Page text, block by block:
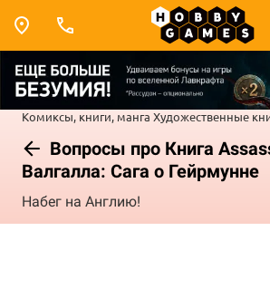
Комиксы, книги, манга Художественные
Вопросы про Книга
Валгалла: Сага о Гейрмунне
Набег на Англию!